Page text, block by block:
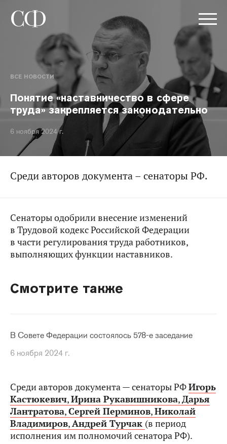
ВСЕ НОВОСТИ
Понятие «наставничество в сфере
труда» закрепляется законодательно
6 ноября 2024 г.
Среди авторов документа – сенаторы РФ.
Сенаторы одобрили внесение изменений
в Трудовой кодекс Российской Федерации
в части регулирования труда работников,
выполняющих функции наставников.
Смотрите также
В Совете Федерации состоялось 578-е заседание
6 ноября 2024 г.
Среди авторов документа — сенаторы РФИгорь
Кастюкевич,Ирина Рукавишникова,Дарья
Лантратова,Сергей Перминов,Николай
Владимиров,Андрей Турчак (в период
исполнения им полномочий сенатора РФ).